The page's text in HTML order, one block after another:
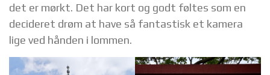
det er mørkt. Det har kort og godt føltes som en
decideret drøm at have så fantastisk et kamera
lige ved hånden i lommen.